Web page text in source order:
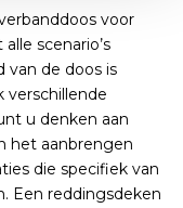
voor
scenario’s
van de doos is
verschillende
u denken aan
het aanbrengen
die specifiek van
Een reddingsdeken